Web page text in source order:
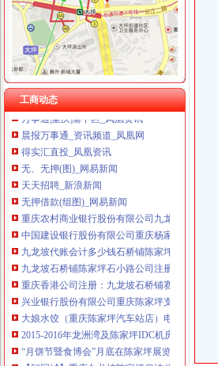
工商动态
新东方烹饪学校-搜百科
重庆兼并收购律师事务所—华律网重庆兼并收
【58同城】重庆九龙坡陈家坪保洁公司_陈家
.pdf
【重庆陈家坪企业法人变更|企业名称变更|企
150起会计师全市代帐、执照-重庆58同城
万事通|重庆|渝中区_凤凰资讯
晨报万事通_资讯频道_凤凰网
得实汇直投_凤凰资讯
无、无押(图)_网易新闻
天天招聘_新浪新闻
无押借款(组图)_网易新闻
重庆农村商业银行股份有限公司九龙坡支行陈
中国建设银行股份有限公司重庆杨家坪支行陈
九龙坡代账会计多少钱石桥铺陈家坪找个代理
九龙坡石桥铺陈家坪石小路公司注册-代账会计
重庆香港公司注册：九龙坡石桥铺赛博陈家坪
兴业银行股份有限公司重庆陈家坪支行_【信
大娘水饺（重庆陈家坪汽车站店）电话,地址,
2015-2016年龙洲湾及陈家坪IDC机房第三方维
“月饼节暨食博会”月底在陈家坪展览中心开幕-
【58同城】重庆九龙坡陈家坪保洁公司_陈家坪